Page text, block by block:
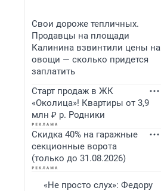
Свои дороже тепличных.
Продавцы на площади
Калинина взвинтили цены на
овощи — сколько придется
заплатить
Старт продаж в ЖК
«Околица»! Квартиры от 3,9
млн ₽ р. Родники
Скидка 40% на гаражные
секционные ворота
(только до 31.08.2026)
«Не просто слух»: Федору